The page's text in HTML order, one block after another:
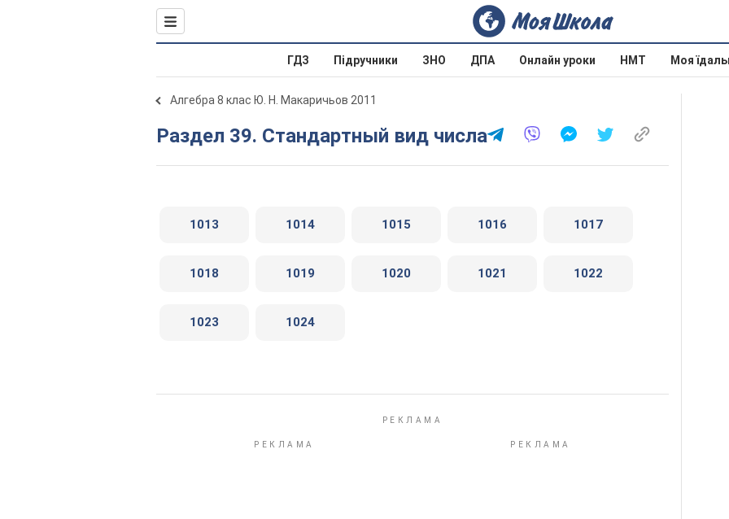
ГДЗ Підручники ЗНО ДПА Онлайн уроки НМТ Моя
Алгебра 8 клас Ю. Н. Макаричьов 2011
Раздел 39. Стандартный вид числа
1013 1014 1015 1016 1017
1018 1019 1020 1021 1022
1023 1024